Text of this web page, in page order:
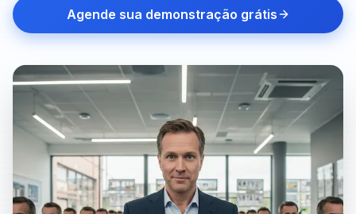
Agende sua demonstração grátis